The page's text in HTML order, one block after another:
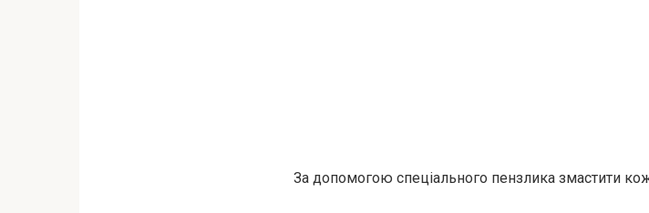
За допомогою спеціального пензлика змастити